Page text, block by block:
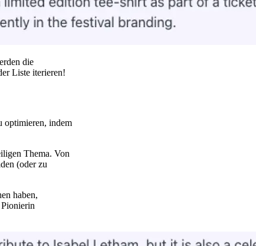
die
Liste iterieren!
optimieren, indem
Thema. Von
(oder zu
haben,